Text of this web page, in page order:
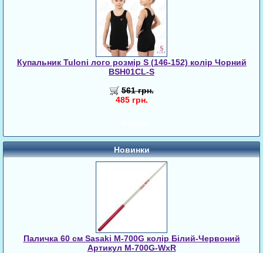
Купальник Tuloni лого розмір S (146-152) колір Чорний
BSH01CL-S
561 грн.
485 грн.
Новинки
Паличка 60 см Sasaki M-700G колір Білий-Червоний
Артикул M-700G-WxR